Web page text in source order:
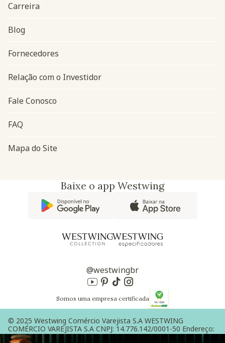
Navegação do rodapé
Carreira
Blog
Fornecedores
Relação com o Investidor
Fale Conosco
FAQ
Mapa do Site
Baixe o app Westwing
@westwingbr
Somos uma empresa certificada
© 2025 Westwing Comércio Varejista S.A WESTWING
COMÉRCIO VAREJISTA S.A CNPJ: 14.776.142/0001-50 Endereço:
Av. Queiroz Filho, 1700 - Torre A 5° andar - Vila Hamburguesa -